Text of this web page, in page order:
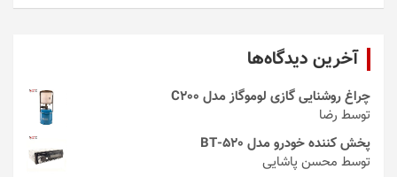
آخرین دیدگاه‌ها
چراغ روشنایی گازی لوموگاز مدل C200
توسط رضا
پخش کننده خودرو مدل 520-BT
توسط محسن پاشایی